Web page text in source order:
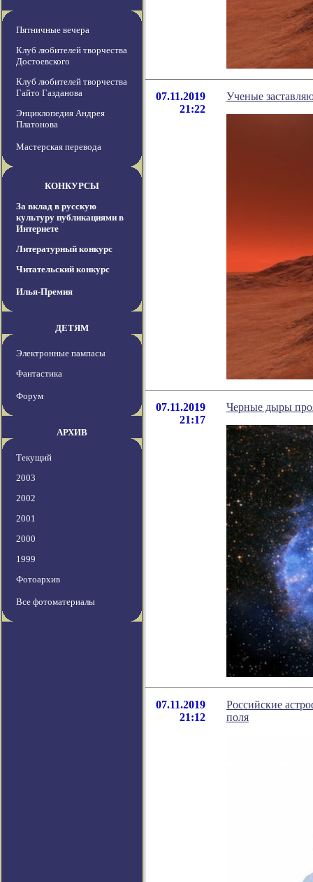
Пятничные вечера
Клуб любителей творчества
Достоевского
Клуб любителей творчества
Гайто Газданова
Энциклопедия Андрея
Платонова
Мастерская перевода
КОНКУРСЫ
За вклад в русскую
культуру публикациями в
Интернете
Литературный конкурс
Читательский конкурс
Илья-Премия
ДЕТЯМ
Электронные пампасы
Фантастика
Форум
АРХИВ
Текущий
2003
2002
2001
2000
1999
Фотоархив
Все фотоматериалы
07.11.2019
21:22
Ученые
07.11.2019
21:17
Черные дыры
07.11.2019
21:12
Российские
поля